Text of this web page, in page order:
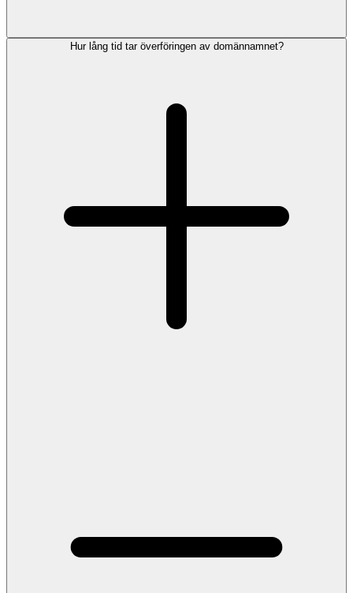
Hur lång tid tar överföringen av domännamnet?